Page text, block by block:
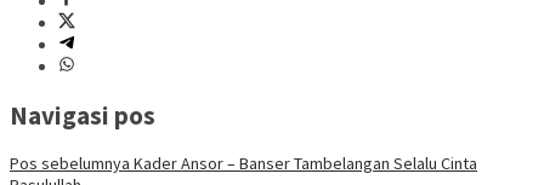
Navigasi pos
Pos sebelumnya Kader Ansor – Banser Tambelangan Selalu Cinta